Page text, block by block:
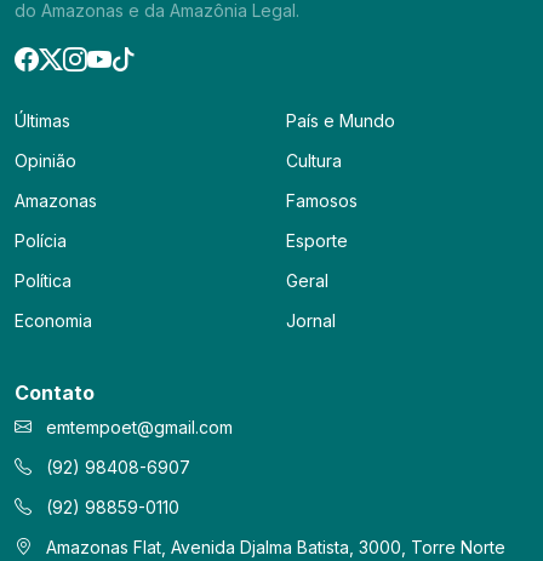
do Amazonas e da Amazônia Legal.
Últimas
Opinião
Amazonas
Polícia
Política
Economia
País e Mundo
Cultura
Famosos
Esporte
Geral
Jornal
Contato
emtempoet@gmail.com
(92) 98408-6907
(92) 98859-0110
Amazonas Flat, Avenida Djalma Batista, 3000, Torre Norte